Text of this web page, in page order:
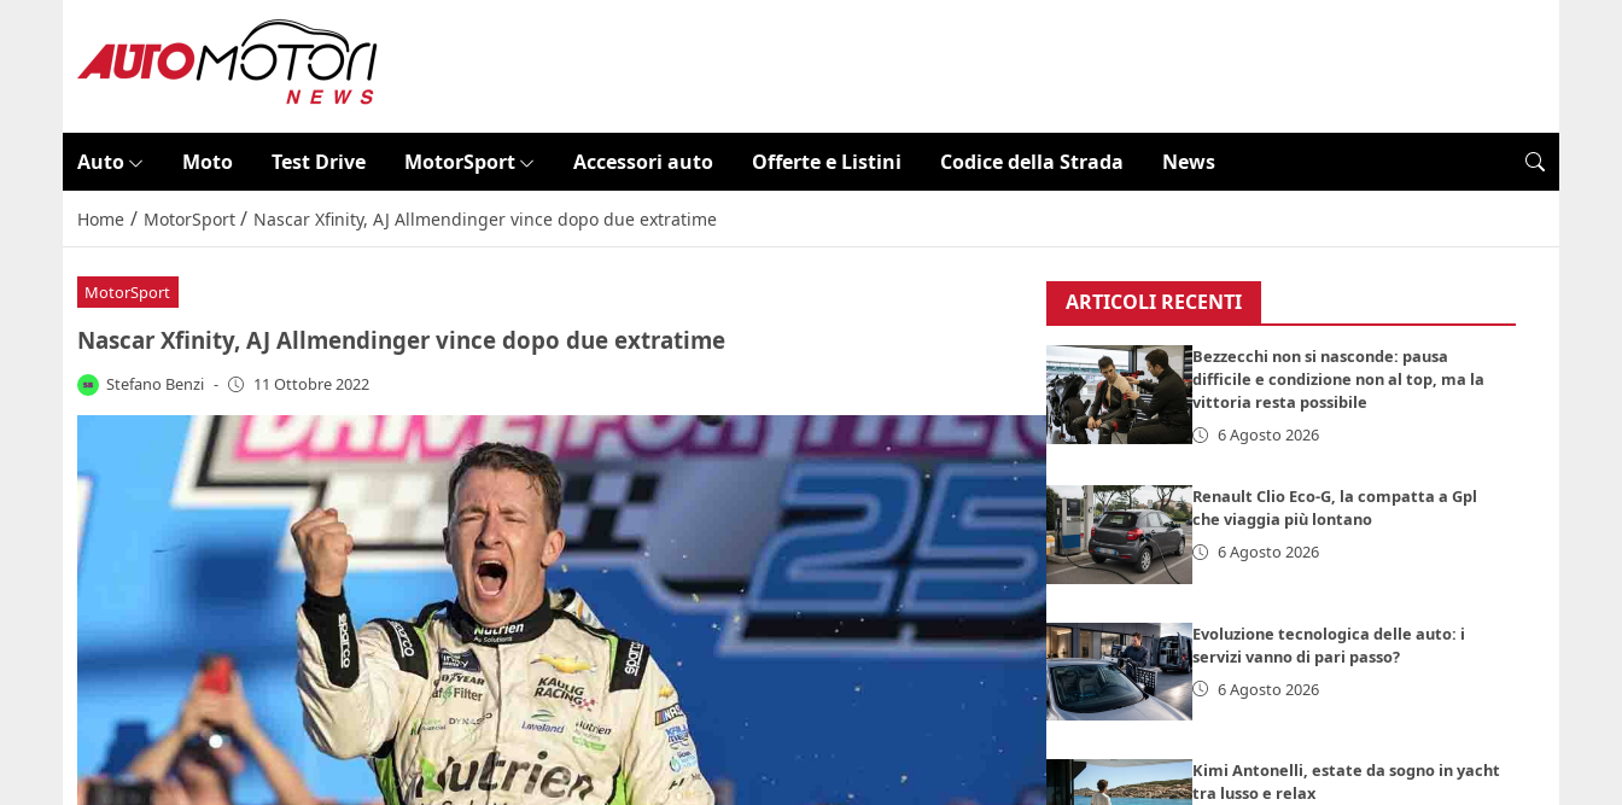
Auto Moto Test Drive MotorSport Accessori auto Offerte e Listini Codice della Strada News
Home / MotorSport / Nascar Xfinity, AJ Allmendinger vince dopo due extratime
MotorSport
Nascar Xfinity, AJ Allmendinger vince dopo due extratime
Stefano Benzi - 11 Ottobre 2022
ARTICOLI RECENTI
Bezzecchi non si nasconde: pausa
difficile e condizione non al top, ma la
vittoria resta possibile
6 Agosto 2026
Renault Clio Eco-G, la compatta a Gpl
che viaggia più lontano
6 Agosto 2026
Evoluzione tecnologica delle auto: i
servizi vanno di pari passo?
6 Agosto 2026
Kimi Antonelli, estate da sogno in yacht
tra lusso e relax